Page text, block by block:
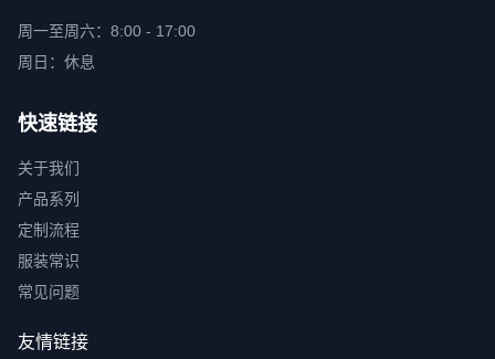
周一至周六：8:00 - 17:00
周日：休息
快速链接
关于我们
产品系列
定制流程
服装常识
常见问题
友情链接